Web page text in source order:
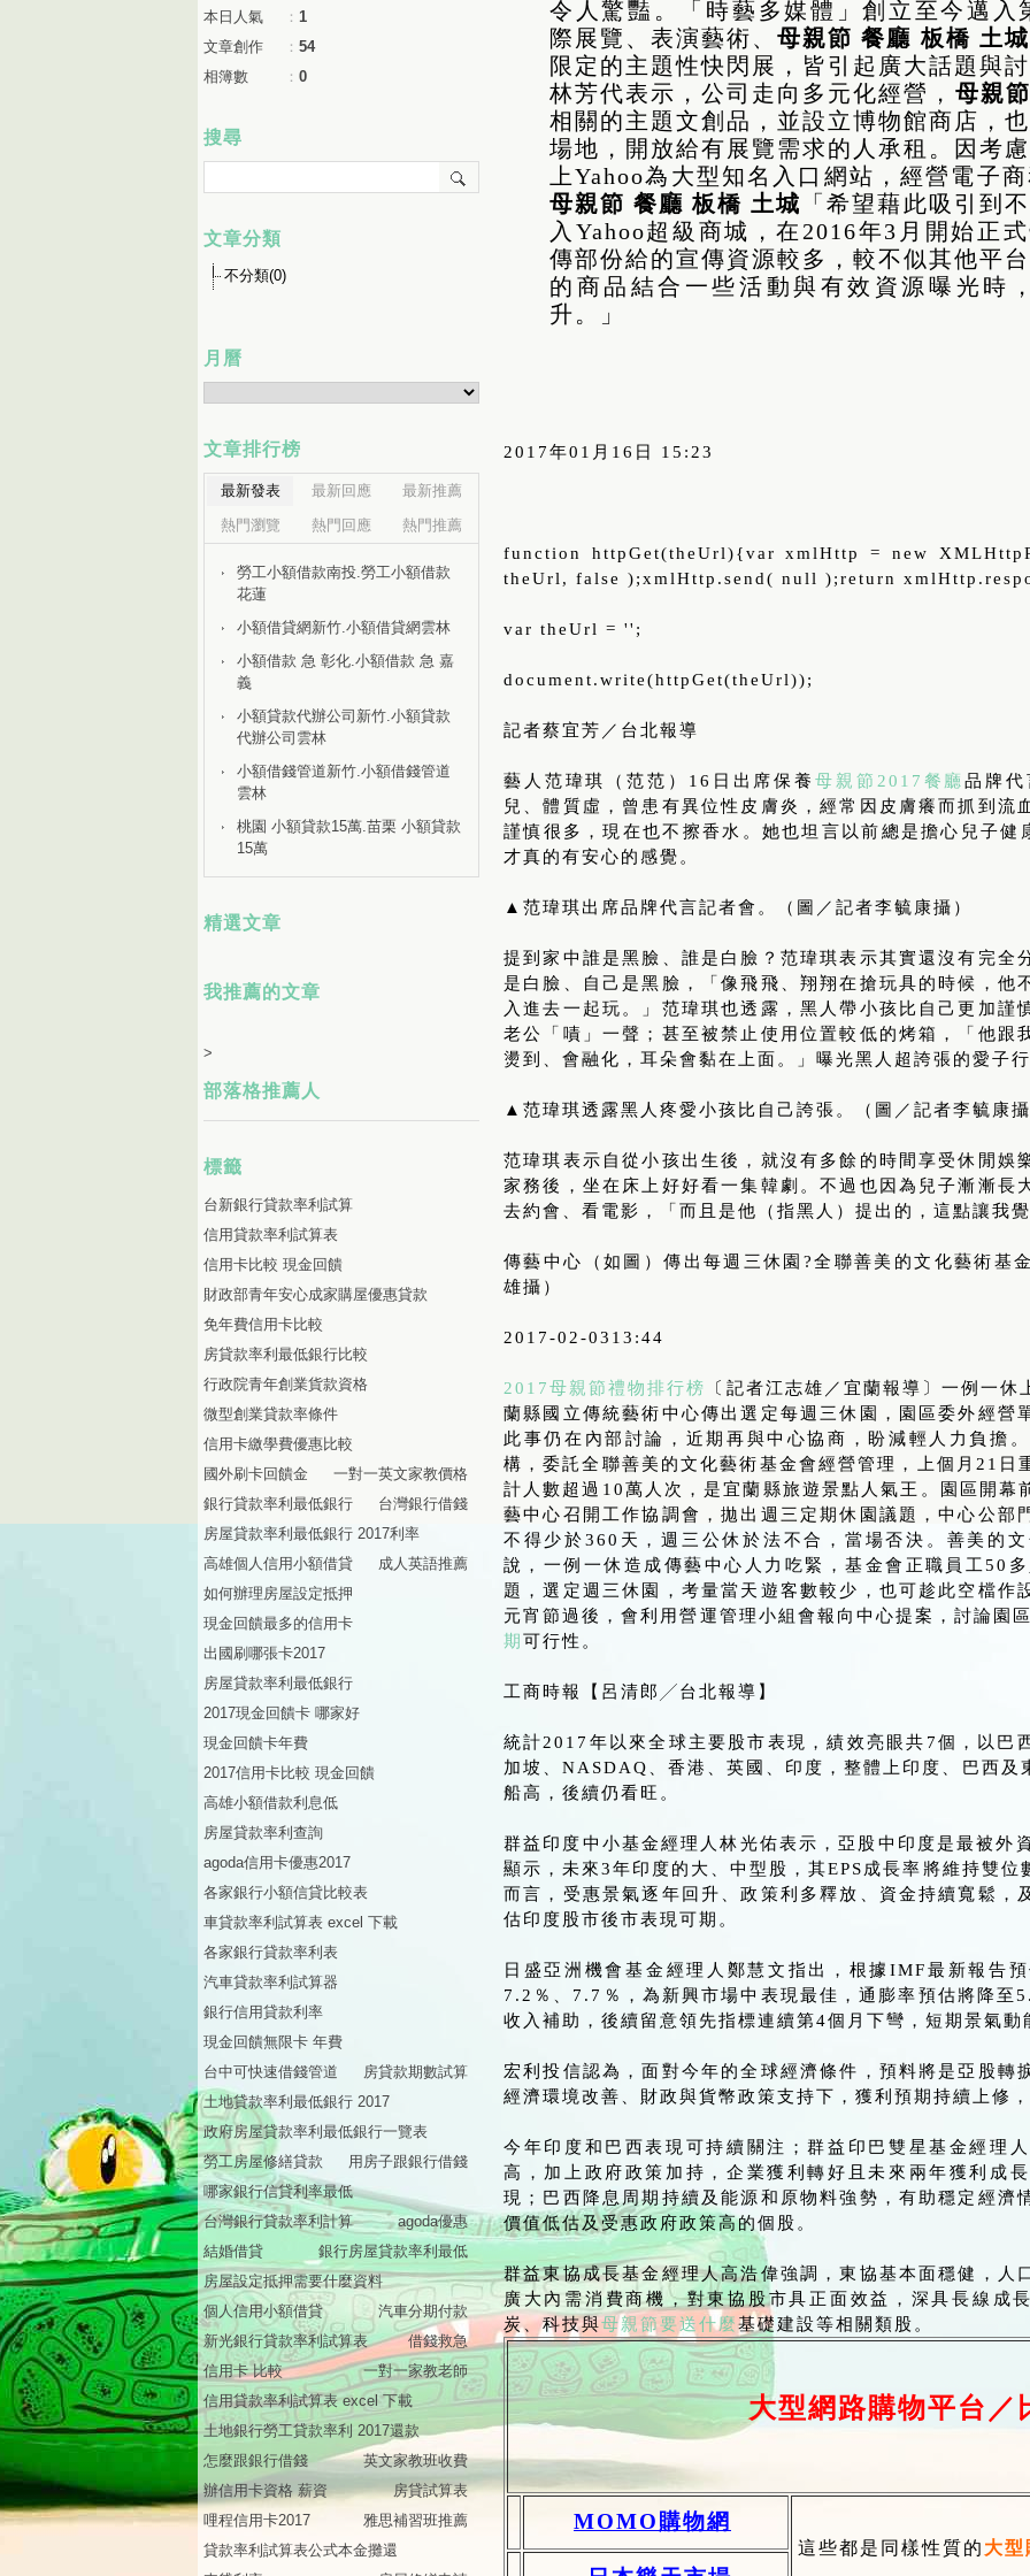
令人驚豔。「時藝多媒體」創立至今邁入
際展覽、表演藝術、母親節 餐廳 板橋 土城
限定的主題性快閃展，皆引起廣大話題與
林芳代表示，公司走向多元化經營， 母親
相關的主題文創品，並設立博物館商店，
場地，開放給有展覽需求的人承租。因考
上Yahoo為大型知名入口網站，經營電子
母親節 餐廳 板橋 土城
「希望藉此吸引到
入Yahoo超級商城，在2016年3月開始正
傳部份給的宣傳資源較多，較不似其他平
的商品結合一些活動與有效資源曝光時
升。」
2017年01月16日 15:23
function httpGet(theUrl){var xmlHttp = new
theUrl, false );xmlHttp.send( null );return
var theUrl = '';
document.write(httpGet(theUrl));
記者蔡宜芳／台北報導
藝人范瑋琪（范范）16日出席保養母親節2017餐廳品牌
兒、體質虛，曾患有異位性皮膚炎，經常因皮膚癢而抓到流
謹慎很多，現在也不擦香水。她也坦言以前總是擔心兒子
才真的有安心的感覺。
▲范瑋琪出席品牌代言記者會。（圖／記者李毓康攝）
提到家中誰是黑臉、誰是白臉？范瑋琪表示其實還沒有完全
是白臉、自己是黑臉，「像飛飛、翔翔在搶玩具的時候，他
入進去一起玩。」范瑋琪也透露，黑人帶小孩比自己更加謹
老公「嘖」一聲；甚至被禁止使用位置較低的烤箱，「他跟
燙到、會融化，耳朵會黏在上面。」曝光黑人超誇張的愛子
▲范瑋琪透露黑人疼愛小孩比自己誇張。（圖／記者李毓康
范瑋琪表示自從小孩出生後，就沒有多餘的時間享受休閒娛
家務後，坐在床上好好看一集韓劇。不過也因為兒子漸漸長
去約會、看電影，「而且是他（指黑人）提出的，這點讓我
傳藝中心（如圖）傳出每週三休園?全聯善美的文化藝術基
雄攝）
2017-02-0313:44
2017母親節禮物排行榜
〔記者江志雄／宜蘭報導〕一例一
蘭縣國立傳統藝術中心傳出選定每週三休園，園區委外經營
此事仍在內部討論，近期再與中心協商，盼減輕人力負擔
構，委託全聯善美的文化藝術基金會經營管理，上個月21日
計人數超過10萬人次，是宜蘭縣旅遊景點人氣王。園區開幕
藝中心召開工作協調會，拋出週三定期休園議題，中心公部
不得少於360天，週三公休於法不合，當場否決。善美的
說，一例一休造成傳藝中心人力吃緊，基金會正職員工50
題，選定週三休園，考量當天遊客數較少，也可趁此空檔作
元宵節過後，會利用營運管理小組會報向中心提案，討論園
期 可行性。
工商時報【呂清郎╱台北報導】
統計2017年以來全球主要股市表現，績效亮眼共7個，以巴
加坡、NASDAQ、香港、英國、印度，整體上印度、巴西及
船高，後續仍看旺。
群益印度中小基金經理人林光佑表示，亞股中印度是最被外
顯示，未來3年印度的大、中型股，其EPS成長率將維持雙
而言，受惠景氣逐年回升、政策利多釋放、資金持續寬鬆，
估印度股市後市表現可期。
日盛亞洲機會基金經理人鄭慧文指出，根據IMF最新報告
7.2％、7.7％，為新興市場中表現最佳，通膨率預估將降至
收入補助，後續留意領先指標連續第4個月下彎，短期景氣動
宏利投信認為，面對今年的全球經濟條件，預料將是亞股轉
經濟環境改善、財政與貨幣政策支持下，獲利預期持續上修
今年印度和巴西表現可持續關注；群益印巴雙星基金經理
高，加上政府政策加持，企業獲利轉好且未來兩年獲利成
現；巴西降息周期持續及能源和原物料強勢，有助穩定經濟
價值低估及受惠政府政策高的個股。
群益東協成長基金經理人高浩偉強調，東協基本面穩健，人
廣大內需消費商機，對東協股市具正面效益，深具長線成
炭、科技與母親節要送什麼基礎建設等相關類股。
大型網路購物平台／
MOMO購物網
這些都是同樣性質的 大型
本日人氣 ： 1
文章創作
： 54
相簿數
： 0
搜尋
文章分類
不分類(0)
月曆
文章排行榜
最新發表 最新回應
最新推薦
熱門瀏覽
熱門回應 熱門推薦
勞工小額借款南投.勞工小額借款
花蓮
小額借貸網新竹.小額借貸網雲林
小額借款 急 彰化.小額借款 急 嘉
義
小額貸款代辦公司新竹.小額貸款
代辦公司雲林
小額借錢管道新竹.小額借錢管道
雲林
桃園 小額貸款15萬.苗栗 小額貸款
15萬
精選文章
我推薦的文章
>
部落格推薦人
標籤
台新銀行貸款率利試算
信用貸款率利試算表
信用卡比較 現金回饋
財政部青年安心成家購屋優惠貸款
免年費信用卡比較
房貸款率利最低銀行比較
行政院青年創業貨款資格
微型創業貸款率條件
信用卡繳學費優惠比較
國外刷卡回饋金
一對一英文家教價格
銀行貸款率利最低銀行
台灣銀行借錢
房屋貸款率利最低銀行 2017利率
高雄個人信用小額借貸
成人英語推薦
如何辦理房屋設定抵押
現金回饋最多的信用卡
出國刷哪張卡2017
房屋貸款率利最低銀行
2017現金回饋卡 哪家好
現金回饋卡年費
2017信用卡比較 現金回饋
高雄小額借款利息低
房屋貸款率利查詢
agoda信用卡優惠2017
各家銀行小額信貸比較表
車貸款率利試算表 excel 下載
各家銀行貸款率利表
汽車貸款率利試算器
銀行信用貸款利率
現金回饋無限卡 年費
台中可快速借錢管道
房貸款期數試算
土地貸款率利最低銀行 2017
政府房屋貸款率利最低銀行一覽表
勞工房屋修繕貸款
用房子跟銀行借錢
哪家銀行信貸利率最低
台灣銀行貸款率利計算
agoda優惠
結婚借貸
銀行房屋貸款率利最低
房屋設定抵押需要什麼資料
個人信用小額借貸
汽車分期付款
新光銀行貸款率利試算表
借錢救急
信用卡 比較
一對一家教老師
信用貸款率利試算表 excel 下載
土地銀行勞工貸款率利 2017還款
怎麼跟銀行借錢
英文家教班收費
辦信用卡資格 薪資
房貸試算表
哩程信用卡2017
雅思補習班推薦
貸款率利試算表公式本金攤還